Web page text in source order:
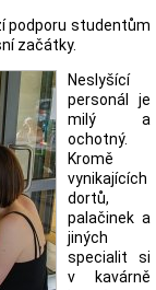
podporu studentům
začátky.
Neslyšící
personál je
milý a
ochotný.
Kromě
vynikajících
dortů,
palačinek a
jiných
specialit si
v kavárně